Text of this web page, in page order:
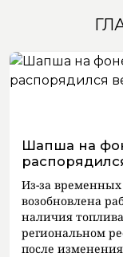
Шапша на
Из-за временных
возобновлена
наличия
региональном
после